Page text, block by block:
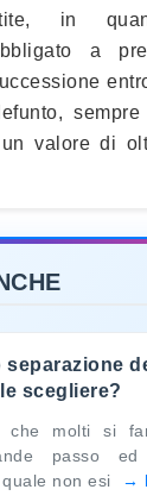
in
a
valore di
separazione
scegliere?
che molti si
passo
non esi